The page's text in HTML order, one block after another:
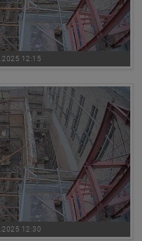
12:15
12:30